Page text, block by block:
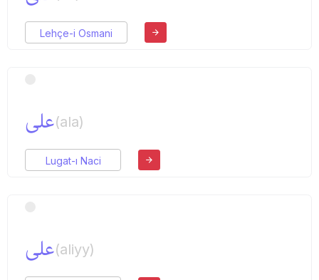
Lehçe-i Osmani
علی(ala)
Lugat-ı Naci
علی(aliyy)